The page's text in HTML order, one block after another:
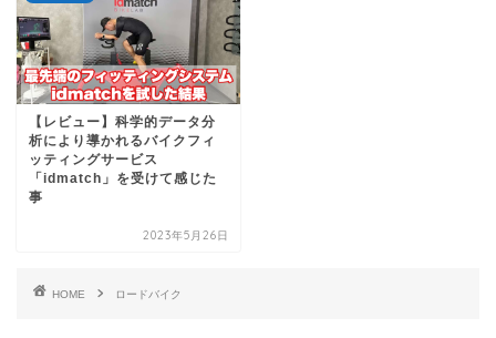
【レビュー】科学的データ分
析により導かれるバイクフィ
ッティングサービス
「idmatch」を受けて感じた
事
2023年5月26日
HOME ロードバイク